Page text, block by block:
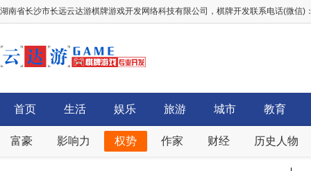
湖南省长沙市长远云达游棋牌游戏开发网络科技有限公司，棋牌开发联系电话(微信)
首页 生活 娱乐 旅游 城市 教育
富豪 影响力 权势 作家 财经 历史人物